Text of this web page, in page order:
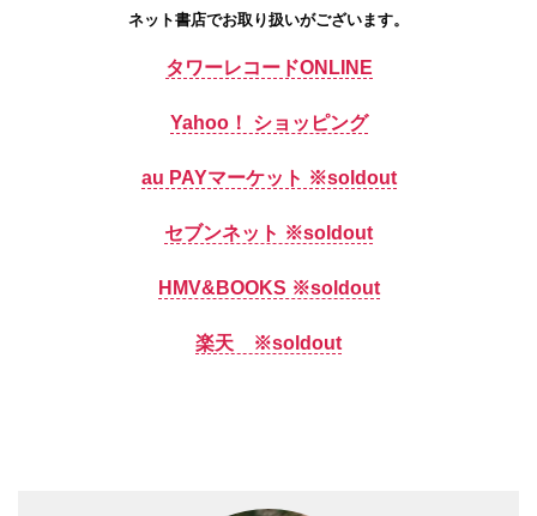
ネット書店でお取り扱いがございます。
タワーレコードONLINE
Yahoo！ ショッピング
au PAYマーケット ※soldout
セブンネット ※soldout
HMV&BOOKS ※soldout
楽天 ※soldout